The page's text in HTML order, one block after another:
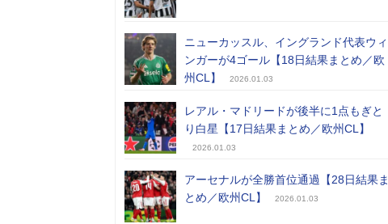
ニューカッスル、イングランド代表ウィ
ンガーが4ゴール【18日結果まとめ／欧
州CL】
2026.01.03
レアル・マドリードが後半に1点もぎと
り白星【17日結果まとめ／欧州CL】
2026.01.03
アーセナルが全勝首位通過【28日結果ま
とめ／欧州CL】
2026.01.03